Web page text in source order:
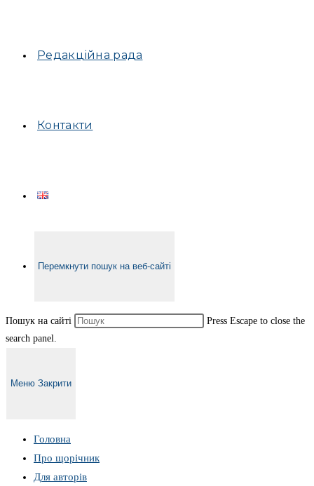
Редакційна рада
Контакти
Перемкнути пошук на веб-сайті
Пошук на сайті
Press Escape to close the
search panel.
Меню Закрити
Головна
Про щорічник
Для авторів